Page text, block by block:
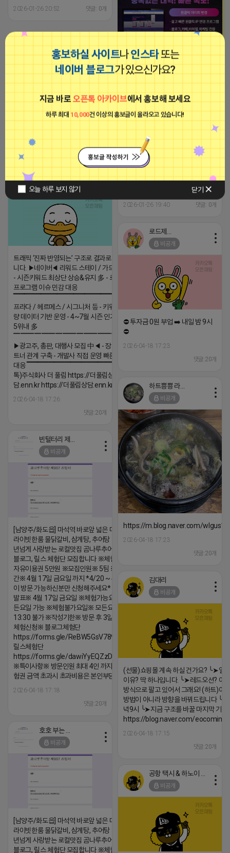
홍보하실 사이트나인스타또는
네이버 블로그가 있으신가요?
지금 바로오픈톡 아카이브에서 홍보해 보세요
하루 최대 10,000건 이상의 홍보글이 올라오고 있습니다!
오늘 하루 보지 않기 닫기
2026-01-26 20:52 댓글: 0개
[아이피몬스터] 전국 최저가 마케팅
용 KT아이피서비스!!
비공개
2026-01-26 20:52 댓글: 0개
파묘
비공개
2026-01-26 19:40 댓글: 0개
티비 보는 라이언
비공개
트래픽 ‘진짜 반영되는’ 구조로 결과로 보여드립
니다. ▶네이버◀ 리워드 스테이 / 가드 / 자몽 등
- 시즌키워드 최상단 상승&유지 多 - 로직변화,
프로그램 이슈 민감 대응
▔▔▔▔▔▔▔▔▔▔▔▔▔▔▔▔▔▔ ▶쿠팡◀
프라다 / 헤르메스 / 시그니처 등 - 키워드 검색
량 데이터 기반 운영 - 4~7월 시즌 인기 키워드
5위내 多
▔▔▔▔▔▔▔▔▔▔▔▔▔▔▔▔▔▔
▶광고주, 총판, 대행사 모집 中◀ - 장기 협업 파
트너 관계 구축 - 개발사 직접 운영 빠른 피드백
대응 ▔▔▔▔▔▔▔▔▔▔▔▔▔▔▔▔▔▔ (카
톡)주식회사 더 풀림 https://더풀림상
담.enn.kr https://더풀림상담.enn.kr
2026-04-18 17:26
댓글:20개
비공개
⛔️ 투자금 0원 부업 ➡️ 내일 밤 9시
⛔️
2026-04-18 17:23
댓글:20개
하트뿅뿅 라이언
비공개
https://m.blog.naver.com/
2026-04-18 17:23
댓글:20개
비공개
[남양주/화도읍] 마석역 바로앞 넓은 매장과, 프
라이빗한룸 물닭갈비, 삼계탕, 추어탕 맛집 10
년넘게 사랑받는 로컬맛집 곰나루추어탕에서
블로그, 릴스 체험단 모집합니다 ※체험메뉴※
자유이용권 5만원 ※모집인원※ 5팀 ※모집기
간※ 4월 17일 금요일 까지 *4/20 ~ 4/26 사
이 방문 가능하신분만 신청해주세요* ※체험단
발표※ 4월 17일 금요일 ※체험가능요일※ 모
든요일 가능 ※체험불가요일※ 모든요일 12 ~
13:30 불가 ※작성기한※ 방문 후 3일 이내 ※
체험신청※ 블로그체험단
https://forms.gle/ReBW5GsV789ur2Pz6
릴스체험단
https://forms.gle/dawiYyEQZzDdqf8W8
※특이사항※ 방문인원 최대 4인 까지 가능 체
험권 금액 초과시 초과비용은 본인부담입니다.
2026-04-18 17:18
댓글:20개
김대리
비공개
(선물)쇼핑몰 계속 하실 건가요? ╰➤열
이유? 딱 하나입니다. ╰➤레드오션? 아
방식으로 팔고 있어서 그래요! (하트)이
방법이 아니라 방향을 바꿔드립니다
녁9시 ╰➤지금 구조를 바꿀 마지막 기회
https://blog.naver.com/eocomim/
2026-04-18 17:15
댓글:20개
비공개
[남양주/화도읍] 마석역 바로앞 넓은 매장과, 프
라이빗한룸 물닭갈비, 삼계탕, 추어탕 맛집 10
년넘게 사랑받는 로컬맛집 곰나루추어탕에서
블로그, 릴스 체험단 모집합니다 ※체험메뉴※
비공개